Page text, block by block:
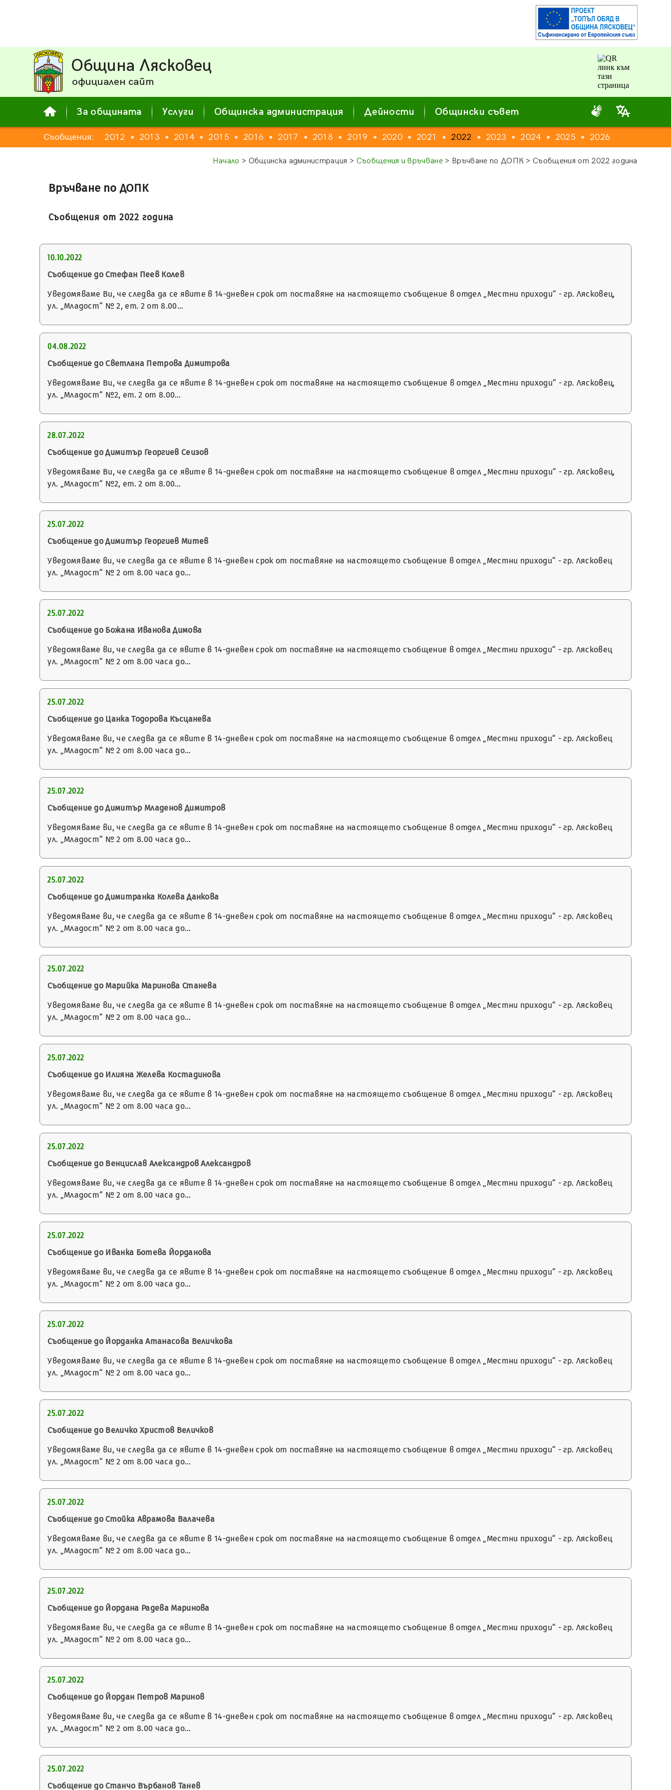
Община Лясковец
официален сайт
За общината Услуги Общинска администрация Дейности Общински съвет
Съобщения: 2012 ● 2013 ● 2014 ● 2015 ● 2016 ● 2017 ● 2018 ● 2019 ● 2020 ● 2021 ● 2022 ● 2023 ● 2024 ● 2025 ● 2026
Начало > Общинска администрация > Съобщения и връчване > Връчване по ДОПК > Съобщения от 2022 година
Връчване по ДОПК
Съобщения от 2022 година
10.10.2022
Съобщение до Стефан Пеев Колев
Уведомяваме Ви, че следва да се явите в 14-дневен срок от поставяне на настоящето съобщение в отдел „Местни приходи“ - гр. Лясковец,
ул. „Младост“ № 2, ет. 2 от 8.00…
04.08.2022
Съобщение до Светлана Петрова Димитрова
Уведомяваме Ви, че следва да се явите в 14-дневен срок от поставяне на настоящето съобщение в отдел „Местни приходи“ - гр. Лясковец,
ул. „Младост“ №2, ет. 2 от 8.00…
28.07.2022
Съобщение до Димитър Георгиев Сеизов
Уведомяваме Ви, че следва да се явите в 14-дневен срок от поставяне на настоящето съобщение в отдел „Местни приходи“ - гр. Лясковец,
ул. „Младост“ №2, ет. 2 от 8.00…
25.07.2022
Съобщение до Димитър Георгиев Митев
Уведомяваме ви, че следва да се явите в 14-дневен срок от поставяне на настоящето съобщение в отдел „Местни приходи“ - гр. Лясковец
ул. „Младост“ № 2 от 8.00 часа до…
25.07.2022
Съобщение до Божана Иванова Димова
Уведомяваме ви, че следва да се явите в 14-дневен срок от поставяне на настоящето съобщение в отдел „Местни приходи“ - гр. Лясковец
ул. „Младост“ № 2 от 8.00 часа до…
25.07.2022
Съобщение до Цанка Тодорова Късцанева
Уведомяваме ви, че следва да се явите в 14-дневен срок от поставяне на настоящето съобщение в отдел „Местни приходи“ - гр. Лясковец
ул. „Младост“ № 2 от 8.00 часа до…
25.07.2022
Съобщение до Димитър Младенов Димитров
Уведомяваме ви, че следва да се явите в 14-дневен срок от поставяне на настоящето съобщение в отдел „Местни приходи“ - гр. Лясковец
ул. „Младост“ № 2 от 8.00 часа до…
25.07.2022
Съобщение до Димитранка Колева Данкова
Уведомяваме ви, че следва да се явите в 14-дневен срок от поставяне на настоящето съобщение в отдел „Местни приходи“ - гр. Лясковец
ул. „Младост“ № 2 от 8.00 часа до…
25.07.2022
Съобщение до Марийка Маринова Станева
Уведомяваме ви, че следва да се явите в 14-дневен срок от поставяне на настоящето съобщение в отдел „Местни приходи“ - гр. Лясковец
ул. „Младост“ № 2 от 8.00 часа до…
25.07.2022
Съобщение до Илияна Желева Костадинова
Уведомяваме ви, че следва да се явите в 14-дневен срок от поставяне на настоящето съобщение в отдел „Местни приходи“ - гр. Лясковец
ул. „Младост“ № 2 от 8.00 часа до…
25.07.2022
Съобщение до Венцислав Александров Александров
Уведомяваме ви, че следва да се явите в 14-дневен срок от поставяне на настоящето съобщение в отдел „Местни приходи“ - гр. Лясковец
ул. „Младост“ № 2 от 8.00 часа до…
25.07.2022
Съобщение до Иванка Ботева Йорданова
Уведомяваме ви, че следва да се явите в 14-дневен срок от поставяне на настоящето съобщение в отдел „Местни приходи“ - гр. Лясковец
ул. „Младост“ № 2 от 8.00 часа до…
25.07.2022
Съобщение до Йорданка Атанасова Величкова
Уведомяваме ви, че следва да се явите в 14-дневен срок от поставяне на настоящето съобщение в отдел „Местни приходи“ - гр. Лясковец
ул. „Младост“ № 2 от 8.00 часа до…
25.07.2022
Съобщение до Величко Христов Величков
Уведомяваме ви, че следва да се явите в 14-дневен срок от поставяне на настоящето съобщение в отдел „Местни приходи“ - гр. Лясковец
ул. „Младост“ № 2 от 8.00 часа до…
25.07.2022
Съобщение до Стойка Аврамова Валачева
Уведомяваме ви, че следва да се явите в 14-дневен срок от поставяне на настоящето съобщение в отдел „Местни приходи“ - гр. Лясковец
ул. „Младост“ № 2 от 8.00 часа до…
25.07.2022
Съобщение до Йордана Радева Маринова
Уведомяваме ви, че следва да се явите в 14-дневен срок от поставяне на настоящето съобщение в отдел „Местни приходи“ - гр. Лясковец
ул. „Младост“ № 2 от 8.00 часа до…
25.07.2022
Съобщение до Йордан Петров Маринов
Уведомяваме ви, че следва да се явите в 14-дневен срок от поставяне на настоящето съобщение в отдел „Местни приходи“ - гр. Лясковец
ул. „Младост“ № 2 от 8.00 часа до…
25.07.2022
Съобщение до Станчо Върбанов Танев